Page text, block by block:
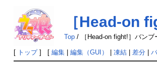
［Head-on
Top/ ［Head-on fight!］バン
[ トップ] [ 編集| 編集（GUI） 凍結| 差分|